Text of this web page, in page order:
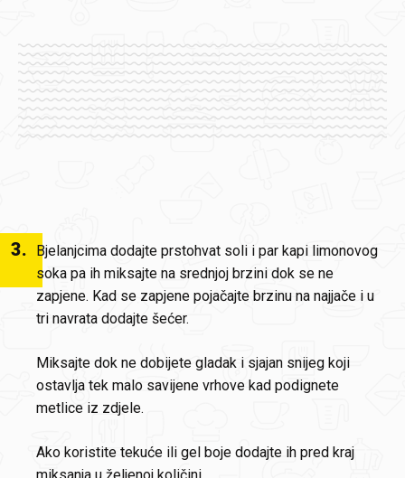
3.
Bjelanjcima dodajte prstohvat soli i par kapi limonovog
soka pa ih miksajte na srednjoj brzini dok se ne
zapjene. Kad se zapjene pojačajte brzinu na najjače i u
tri navrata dodajte šećer.
Miksajte dok ne dobijete gladak i sjajan snijeg koji
ostavlja tek malo savijene vrhove kad podignete
metlice iz zdjele.
Ako koristite tekuće ili gel boje dodajte ih pred kraj